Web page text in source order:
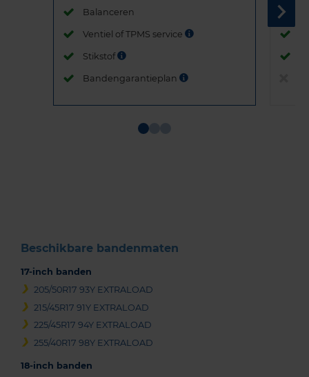
Balanceren
Ventiel of TPMS service
Stikstof
Bandengarantieplan
Beschikbare bandenmaten
17-inch banden
205/50R17 93Y EXTRALOAD
215/45R17 91Y EXTRALOAD
225/45R17 94Y EXTRALOAD
255/40R17 98Y EXTRALOAD
18-inch banden